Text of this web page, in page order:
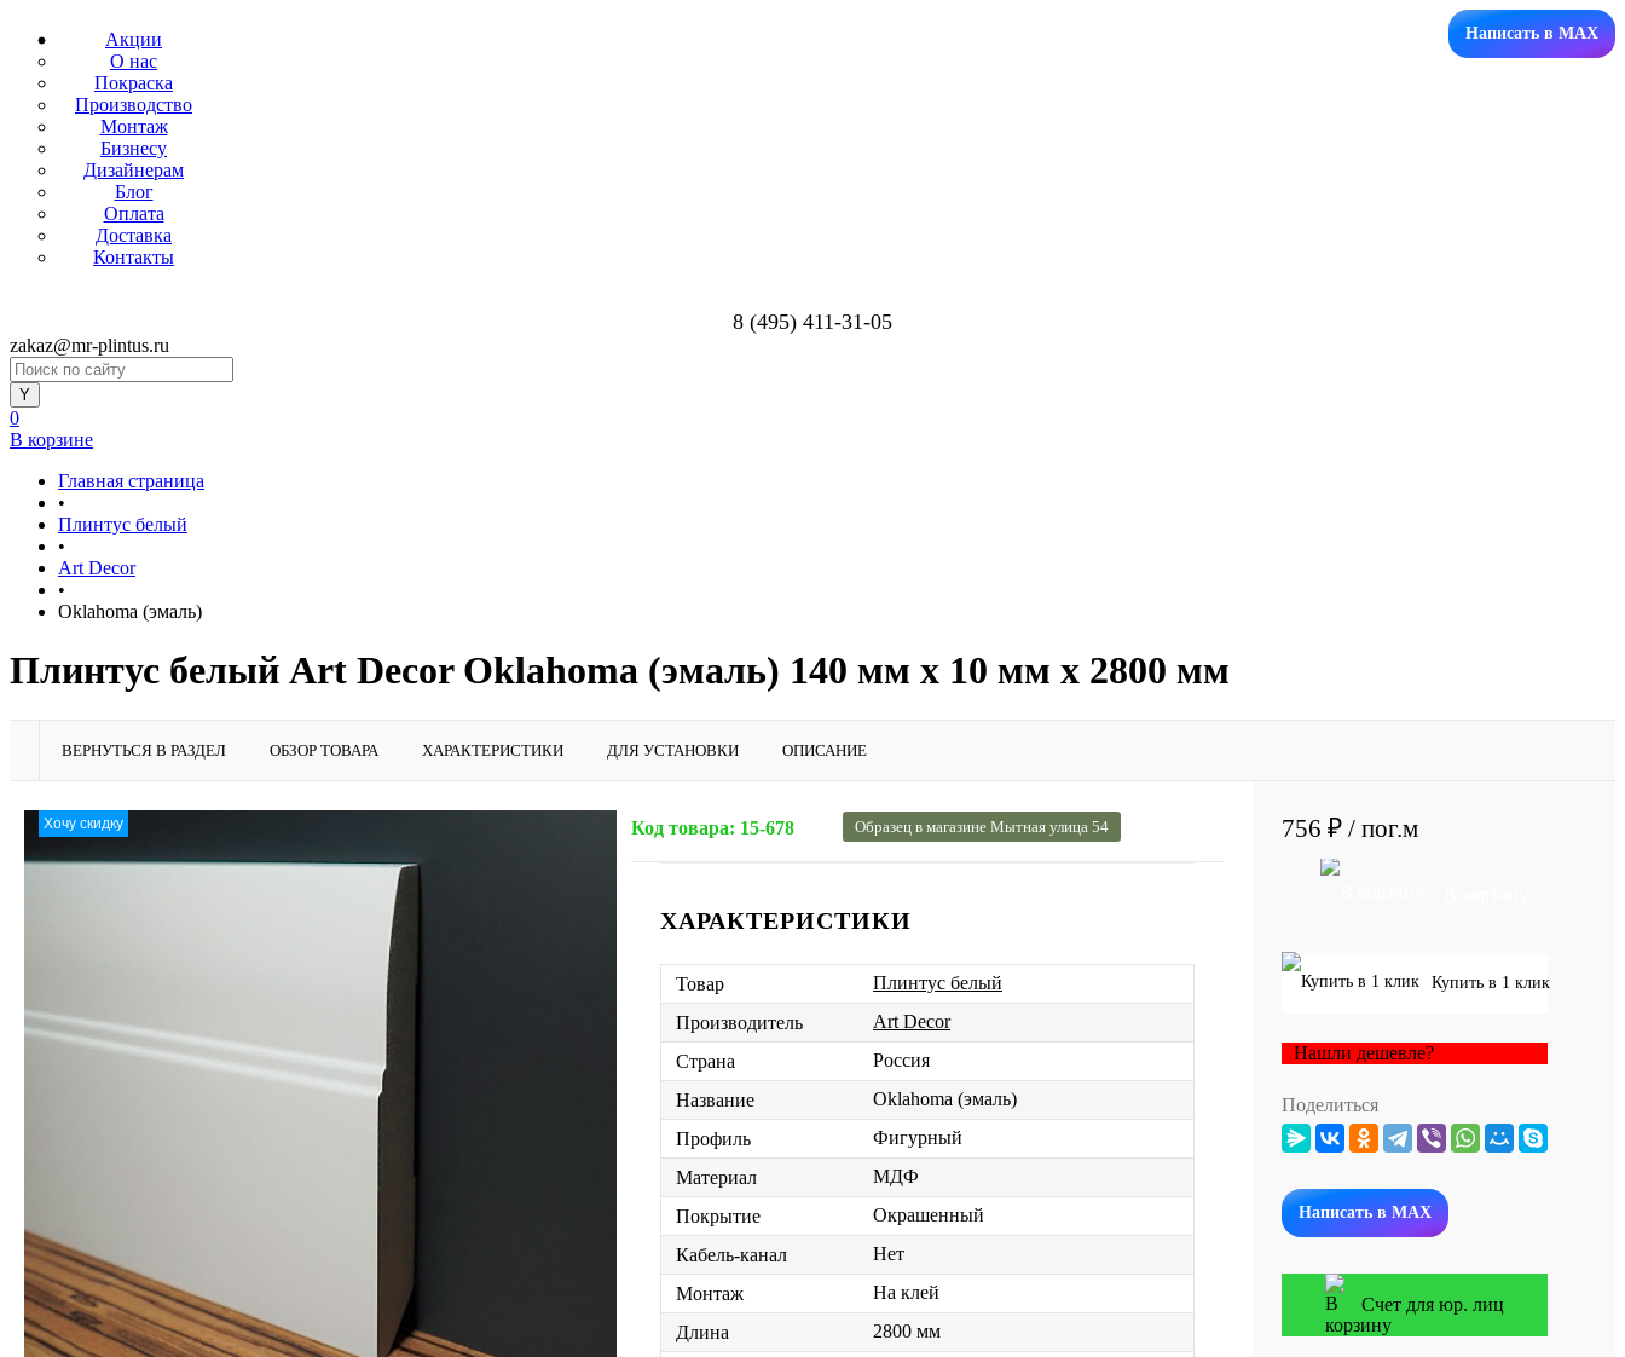
Акции
О нас
Покраска
Производство
Монтаж
Бизнесу
Дизайнерам
Блог
Оплата
Доставка
Контакты
Написать в MAX
8 (495) 411-31-05
zakaz@mr-plintus.ru
0
В корзине
Главная страница
•
Плинтус белый
•
Art Decor
•
Oklahoma (эмаль)
Плинтус белый Art Decor Oklahoma (эмаль) 140 мм х 10 мм х 2800 мм
ВЕРНУТЬСЯ В РАЗДЕЛ ОБЗОР ТОВАРА ХАРАКТЕРИСТИКИ ДЛЯ УСТАНОВКИ ОПИСАНИЕ
Хочу скидку Код товара: 15-678 Образец в магазине Мытная улица 54
ХАРАКТЕРИСТИКИ
Товар
Плинтус белый
Производитель
Art Decor
Страна
Россия
Название
Oklahoma (эмаль)
Профиль
Фигурный
Материал
МДФ
Покрытие
Окрашенный
Кабель-канал
Нет
Монтаж
На клей
Длина
2800 мм
756 ₽ / пог.м
Купить в 1 клик
Нашли дешевле?
Поделиться
Написать в MAX
Счет для юр. лиц